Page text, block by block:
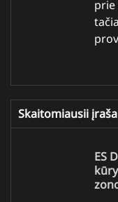
prie
Skaitomiausii
ES